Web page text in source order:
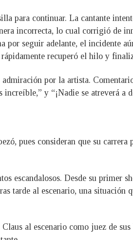
para continuar. La cantante
incorrecta, lo cual corrigió de
seguir adelante, el incidente
recuperó el hilo y
por la artista.
y “¡Nadie se atreverá a
pues consideran que su carrera
escandalosos. Desde su primer
tarde al escenario, una situación
al escenario como juez de